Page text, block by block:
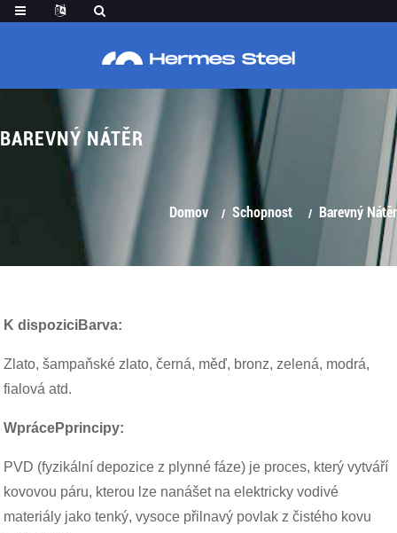
BAREVNÝ NÁTĚR
Domov Schopnost Barevný Nátěr
K dispoziciBarva:
Zlato, šampaňské zlato, černá, měď, bronz, zelená, modrá,
fialová atd.
WprácePprincipy:
PVD (fyzikální depozice z plynné fáze) je proces, který vytváří
kovovou páru, kterou lze nanášet na elektricky vodivé
materiály jako tenký, vysoce přilnavý povlak z čistého kovu